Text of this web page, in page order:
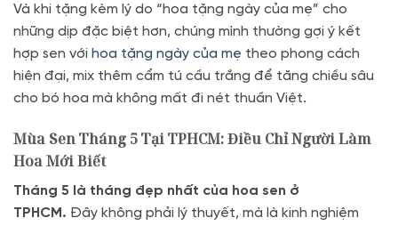
Và khi tặng kèm lý do “hoa tặng ngày của mẹ” cho
những dịp đặc biệt hơn, chúng mình thường gợi ý kết
hợp sen với hoa tặng ngày của mẹ theo phong cách
hiện đại, mix thêm cẩm tú cầu trắng để tăng chiều sâu
cho bó hoa mà không mất đi nét thuần Việt.
Mùa Sen Tháng 5 Tại TPHCM: Điều Chỉ Người Làm
Hoa Mới Biết
Tháng 5 là tháng đẹp nhất của hoa sen ở
TPHCM. Đây không phải lý thuyết, mà là kinh nghiệm